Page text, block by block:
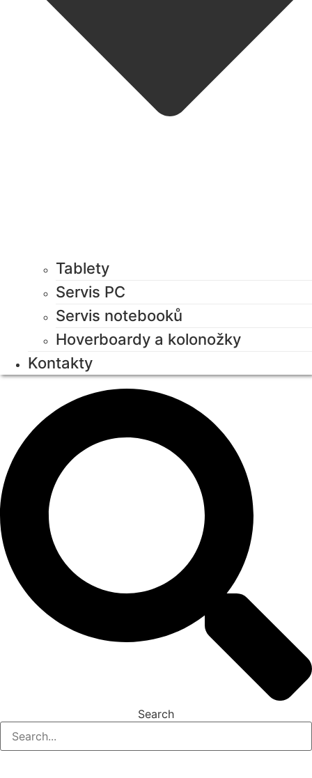
Tablety
Servis PC
Servis notebooků
Hoverboardy a kolonožky
Kontakty
Search